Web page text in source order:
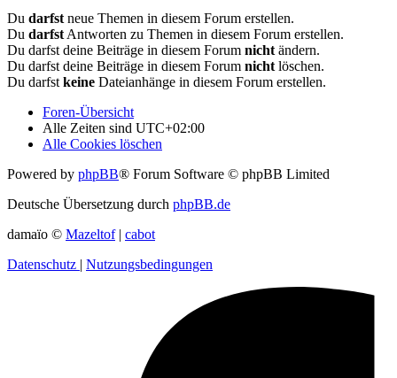
Du darfst neue Themen in diesem Forum erstellen.
Du darfst Antworten zu Themen in diesem Forum erstellen.
Du darfst deine Beiträge in diesem Forum nicht ändern.
Du darfst deine Beiträge in diesem Forum nicht löschen.
Du darfst keine Dateianhänge in diesem Forum erstellen.
Foren-Übersicht
Alle Zeiten sind UTC+02:00
Alle Cookies löschen
Powered by phpBB® Forum Software © phpBB Limited
Deutsche Übersetzung durch phpBB.de
damaïo © Mazeltof| cabot
Datenschutz | Nutzungsbedingungen